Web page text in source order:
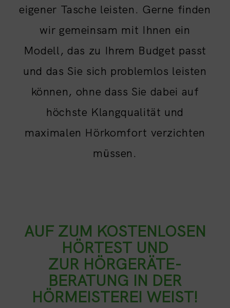
eigener Tasche leisten. Gerne finden
wir gemeinsam mit Ihnen ein
Modell, das zu Ihrem Budget passt
und das Sie sich problemlos leisten
können, ohne dass Sie dabei auf
höchste Klangqualität und
maximalen Hörkomfort verzichten
müssen.
AUF ZUM KOSTENLOSEN
HÖRTEST UND
ZUR HÖRGERÄTE-
BERATUNG IN DER
HÖRMEISTEREI WEIST!